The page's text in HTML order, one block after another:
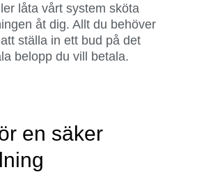
låta vårt system sköta
åt dig. Allt du behöver
ställa in ett bud på det
belopp du vill betala.
en säker